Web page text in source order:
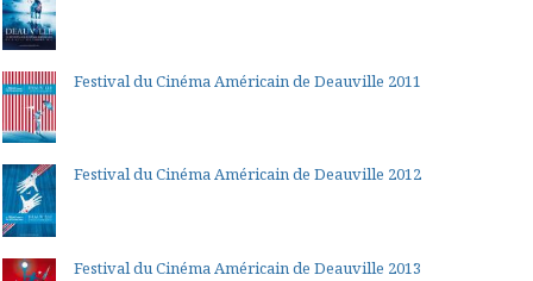
Festival du Cinéma Américain de Deauville 2011
Festival du Cinéma Américain de Deauville 2012
Festival du Cinéma Américain de Deauville 2013